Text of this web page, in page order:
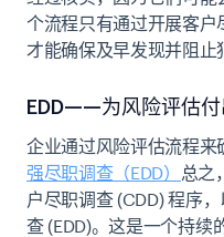
个流程只有通过开展客户
才能确保及早发现并阻止
EDD——为风险评估付
企业通过风险评估流程
强尽职调查（EDD） 总之
户尽职调查 (CDD) 程序
查 (EDD)。这是一个持续